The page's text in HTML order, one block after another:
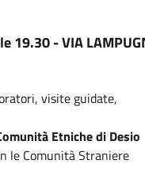
19.30-VIA
visite guidate,
Etniche di
le Comunità Straniere